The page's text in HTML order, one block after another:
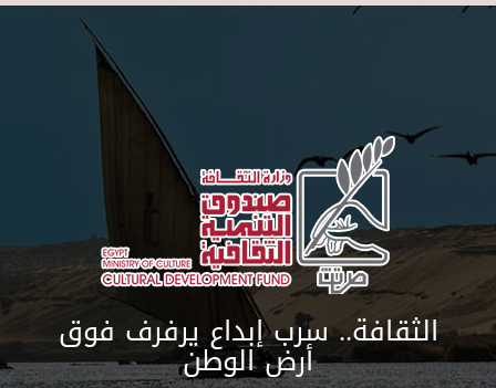
Skip to main content
الثقافة.. سرب إبداع يرفرف فوق
أرض الوطن